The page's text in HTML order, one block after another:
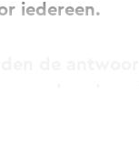
iedereen.